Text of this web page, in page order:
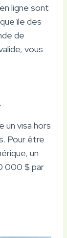
ligne sont
île des
de
vous
un visa hors
Pour être
un
000 $ par